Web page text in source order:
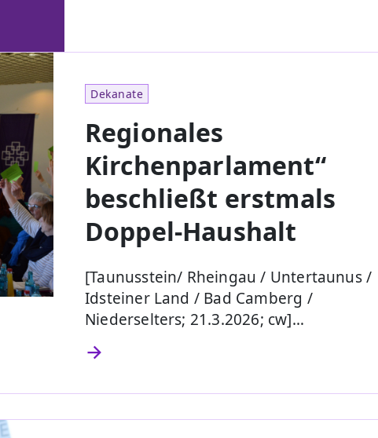
Dekanate
Regionales
Kirchenparlament“
beschließt erstmals
Doppel-Haushalt
[Taunusstein/ Rheingau / Untertaunus /
Idsteiner Land / Bad Camberg /
Niederselters; 21.3.2026; cw]…